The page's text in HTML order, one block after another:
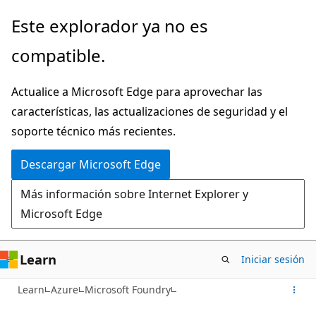
Ir
contenido
Este explorador ya no es
compatible.
Actualice a Microsoft Edge para aprovechar las
características, las actualizaciones de seguridad y el
soporte técnico más recientes.
Descargar Microsoft Edge
Más información sobre Internet Explorer y
Microsoft Edge
Learn Iniciar sesión
Learn Azure Microsoft Foundry